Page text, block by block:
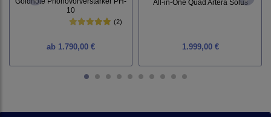
10
(2)
ab 1.790,00 €
All-in-One Quad Artera Solus
1.999,00 €